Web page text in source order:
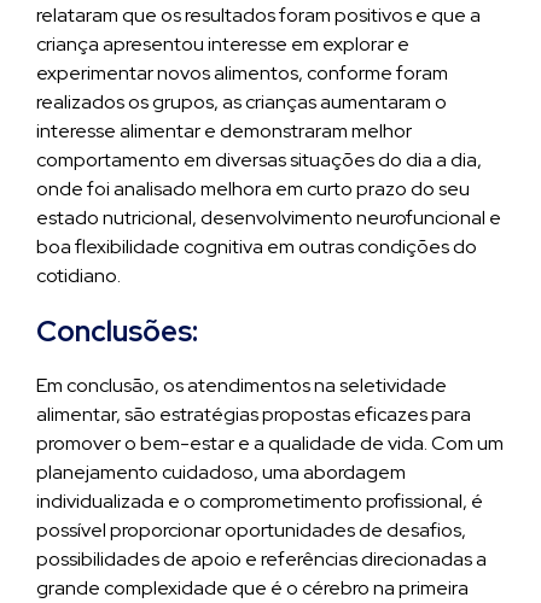
relataram que os resultados foram positivos e que a
criança apresentou interesse em explorar e
experimentar novos alimentos, conforme foram
realizados os grupos, as crianças aumentaram o
interesse alimentar e demonstraram melhor
comportamento em diversas situações do dia a dia,
onde foi analisado melhora em curto prazo do seu
estado nutricional, desenvolvimento neurofuncional e
boa flexibilidade cognitiva em outras condições do
cotidiano.
Conclusões:
Em conclusão, os atendimentos na seletividade
alimentar, são estratégias propostas eficazes para
promover o bem-estar e a qualidade de vida. Com um
planejamento cuidadoso, uma abordagem
individualizada e o comprometimento profissional, é
possível proporcionar oportunidades de desafios,
possibilidades de apoio e referências direcionadas a
grande complexidade que é o cérebro na primeira